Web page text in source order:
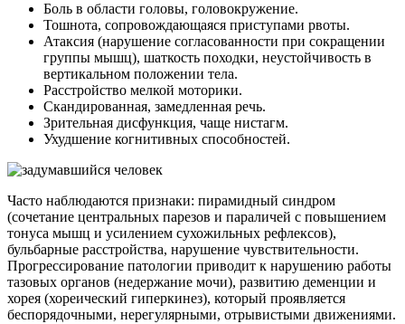
Боль в области головы, головокружение.
Тошнота, сопровождающаяся приступами рвоты.
Атаксия (нарушение согласованности при сокращении
группы мышц), шаткость походки, неустойчивость в
вертикальном положении тела.
Расстройство мелкой моторики.
Скандированная, замедленная речь.
Зрительная дисфункция, чаще нистагм.
Ухудшение когнитивных способностей.
Часто наблюдаются признаки: пирамидный синдром
(сочетание центральных парезов и параличей с повышением
тонуса мышц и усилением сухожильных рефлексов),
бульбарные расстройства, нарушение чувствительности.
Прогрессирование патологии приводит к нарушению работы
тазовых органов (недержание мочи), развитию деменции и
хорея (хореический гиперкинез), который проявляется
беспорядочными, нерегулярными, отрывистыми движениями.